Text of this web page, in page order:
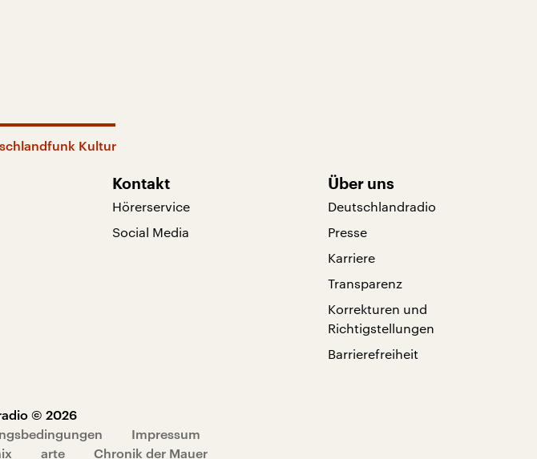
Kultur
Kontakt
Hörerservice
Social Media
Über uns
Deutschlandradio
Presse
Karriere
Transparenz
Korrekturen und
Richtigstellungen
Barrierefreiheit
© 2026
Impressum
arte Chronik der Mauer